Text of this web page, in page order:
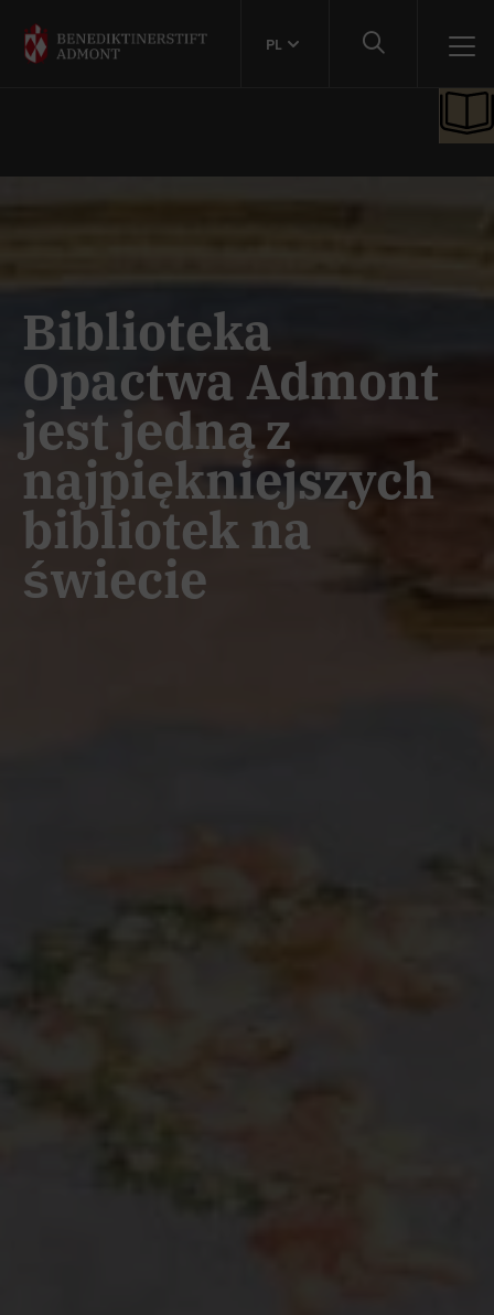
PL
Biblioteka
Opactwa Admont
jest jedną z
najpiękniejszych
bibliotek na
świecie